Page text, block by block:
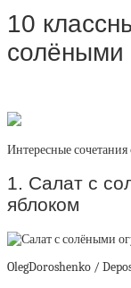
10
солёными
Интересные
1. Салат с
яблоком
OlegDoroshenko /